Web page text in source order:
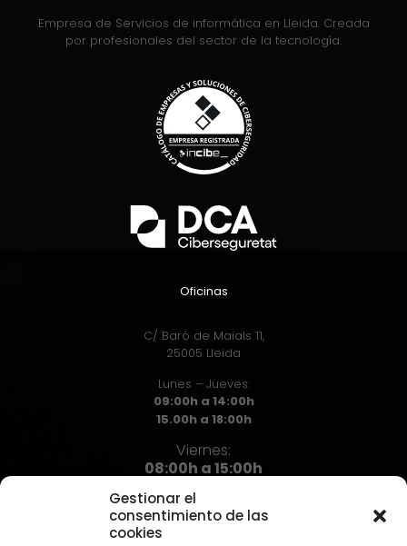
Gestionar el
consentimiento de las
cookies
Empresa de Servicios de informática en Lleida. Creada
por profesionales del sector de la tecnología.
Oficinas
C/ Baró de Maials 11,
25005 Lleida
Lunes – Jueves:
09:00h a 14:00h
15.00h a 18:00h
Viernes:
08:00h a 15:00h